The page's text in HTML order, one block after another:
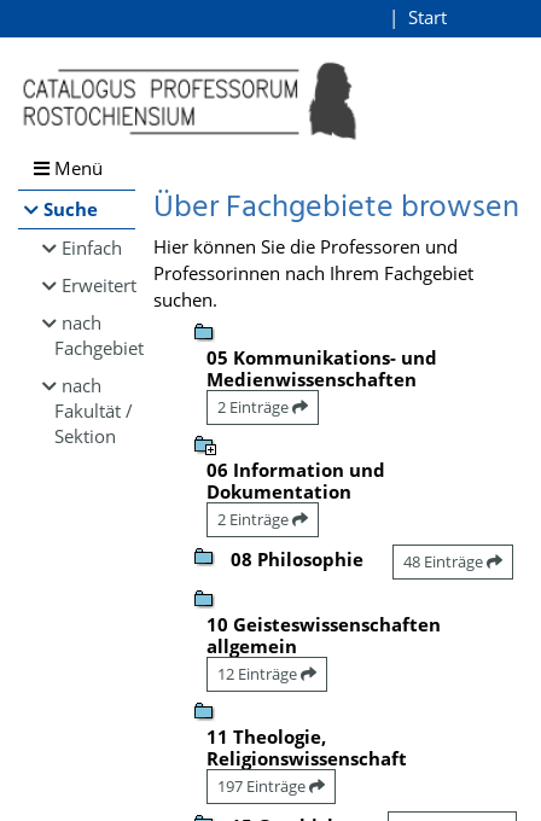
Browsen
direkt zum Inhalt
Start
Menü
Suche
Einfach
Erweitert
nach
Fachgebiet
nach
Fakultät /
Sektion
Über Fachgebiete browsen
Hier können Sie die Professoren und
Professorinnen nach Ihrem Fachgebiet
suchen.
05 Kommunikations- und
Medienwissenschaften
2 Einträge
06 Information und
Dokumentation
2 Einträge
08 Philosophie 48 Einträge
10 Geisteswissenschaften
allgemein
12 Einträge
11 Theologie,
Religionswissenschaft
197 Einträge